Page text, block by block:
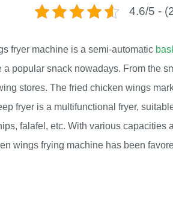
4.6/5 -
fryer machine is a semi-automatic
popular snack nowadays. From the
stores. The fried chicken wings
fryer is a multifunctional fryer,
falafel, etc. With various capacities
wings frying machine has been